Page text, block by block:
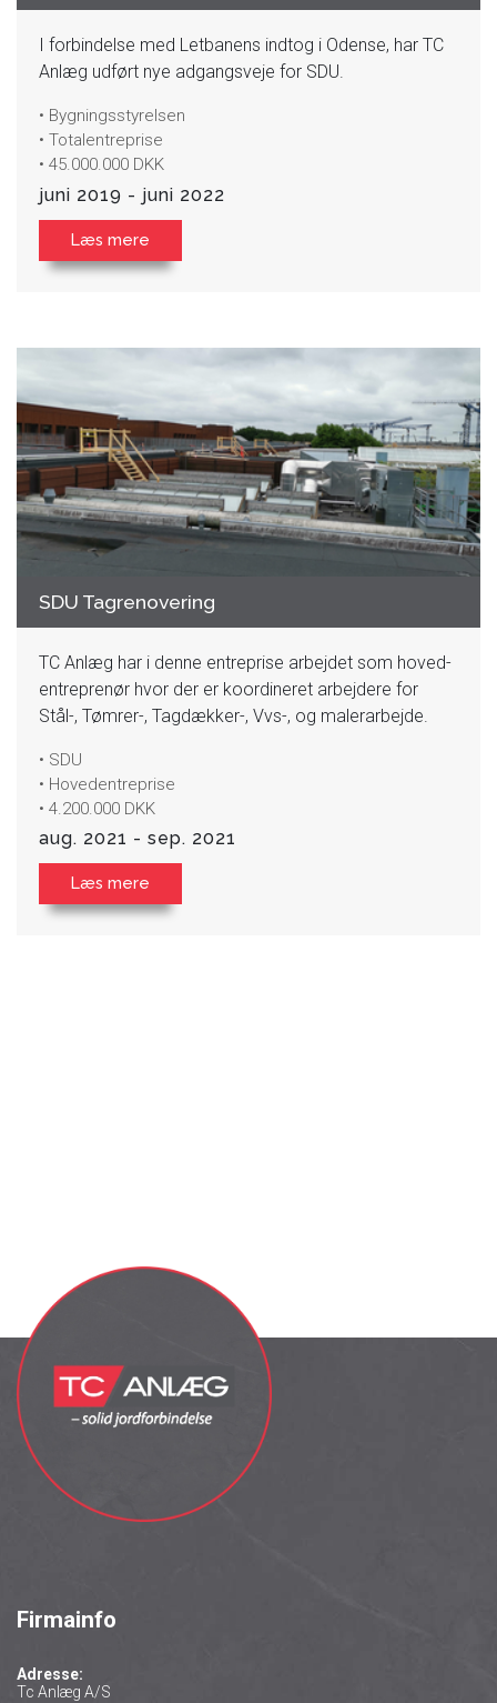
I forbindelse med Letbanens indtog i Odense, har TC
Anlæg udført nye adgangsveje for SDU.
• Bygningsstyrelsen
• Totalentreprise
• 45.000.000 DKK
juni 2019 - juni 2022
Læs mere
SDU Tagrenovering
TC Anlæg har i denne entreprise arbejdet som hoved-
entreprenør hvor der er koordineret arbejdere for
Stål-, Tømrer-, Tagdækker-, Vvs-, og malerarbejde.
• SDU
• Hovedentreprise
• 4.200.000 DKK
aug. 2021 - sep. 2021
Læs mere
Firmainfo
Adresse:
Tc Anlæg A/S